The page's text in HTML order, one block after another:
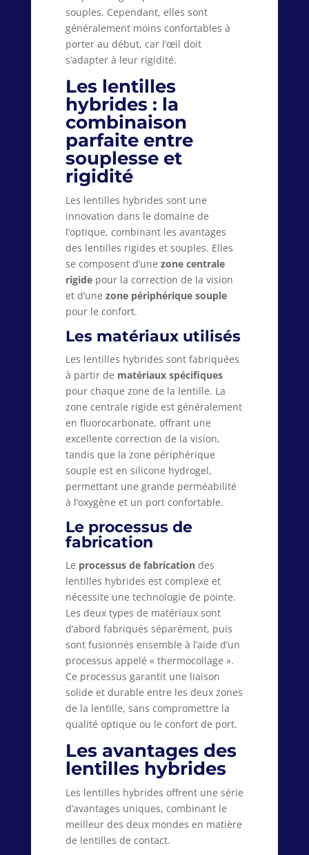
souples. Cependant, elles sont
généralement moins confortables à
porter au début, car l’œil doit
s’adapter à leur rigidité.
Les lentilles
hybrides : la
combinaison
parfaite entre
souplesse et
rigidité
Les lentilles hybrides sont une
innovation dans le domaine de
l’optique, combinant les avantages
des lentilles rigides et souples. Elles
se composent d’une zone centrale
rigidepour la correction de la vision
et d’une zone périphérique souple
pour le confort.
Les matériaux utilisés
Les lentilles hybrides sont fabriquées
à partir de matériaux spécifiques
pour chaque zone de la lentille. La
zone centrale rigide est généralement
en fluorocarbonate, offrant une
excellente correction de la vision,
tandis que la zone périphérique
souple est en silicone hydrogel,
permettant une grande perméabilité
à l’oxygène et un port confortable.
Le processus de
fabrication
Le processus de fabricationdes
lentilles hybrides est complexe et
nécessite une technologie de pointe.
Les deux types de matériaux sont
d’abord fabriqués séparément, puis
sont fusionnés ensemble à l’aide d’un
processus appelé « thermocollage ».
Ce processus garantit une liaison
solide et durable entre les deux zones
de la lentille, sans compromettre la
qualité optique ou le confort de port.
Les avantages des
lentilles hybrides
Les lentilles hybrides offrent une série
d’avantages uniques, combinant le
meilleur des deux mondes en matière
de lentilles de contact.